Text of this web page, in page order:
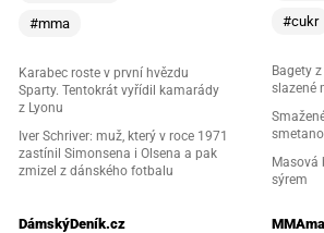
#mma
Karabec roste v první hvězdu
Sparty. Tentokrát vyřídil kamarády
z Lyonu
Iver Schriver: muž, který v roce 1971
zastínil Simonsena i Olsena a pak
zmizel z dánského fotbalu
#cukr
Bagety
slazené
Masová
sýrem
DámskýDeník.cz